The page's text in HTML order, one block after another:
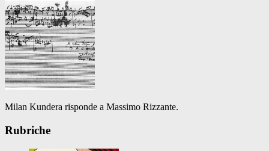
Milan Kundera risponde a Massimo Rizzante.
Rubriche